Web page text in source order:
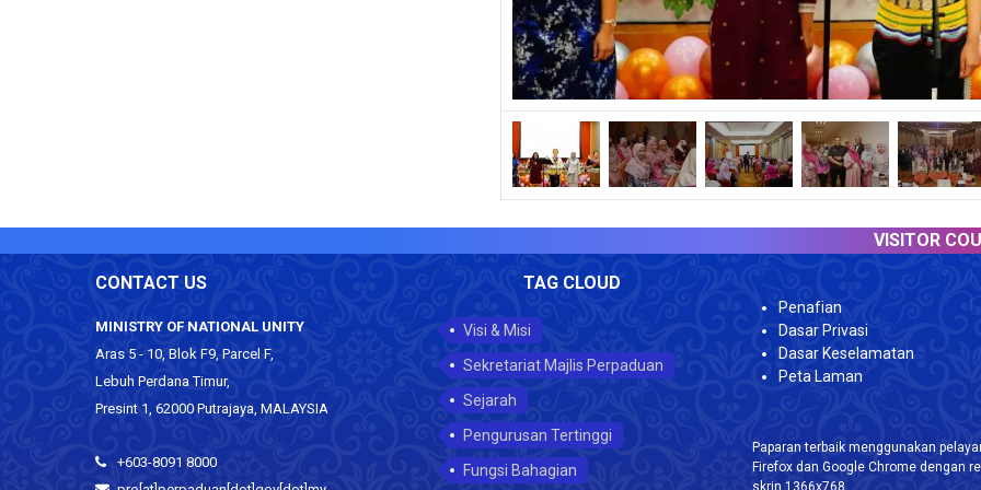
VISITOR
CONTACT US
MINISTRY OF NATIONAL UNITY
Aras 5 - 10, Blok F9, Parcel F,
Lebuh Perdana Timur,
Presint 1, 62000 Putrajaya, MALAYSIA
+603-8091 8000
TAG CLOUD
Visi & Misi
Sekretariat Majlis Perpaduan
Sejarah
Pengurusan Tertinggi
Fungsi Bahagian
Penafian
Dasar Privasi
Dasar Keselamatan
Peta Laman
Paparan terbaik menggunakan
Firefox dan Google Chrome dengan
skrin 1366x768.